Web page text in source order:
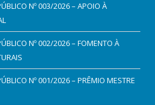
Nº 003/2026 – APOIO À
Nº 002/2026 – FOMENTO À
Nº 001/2026 – PRÊMIO MESTRE